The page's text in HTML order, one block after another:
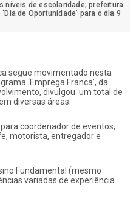
níveis de escolaridade; prefeitura
de Oportunidade’ para o dia 9
segue movimentado nesta
‘Emprega Franca’, da
divulgou um total de
diversas áreas.
coordenador de eventos,
motorista, entregador e
Fundamental (mesmo
variadas de experiência.